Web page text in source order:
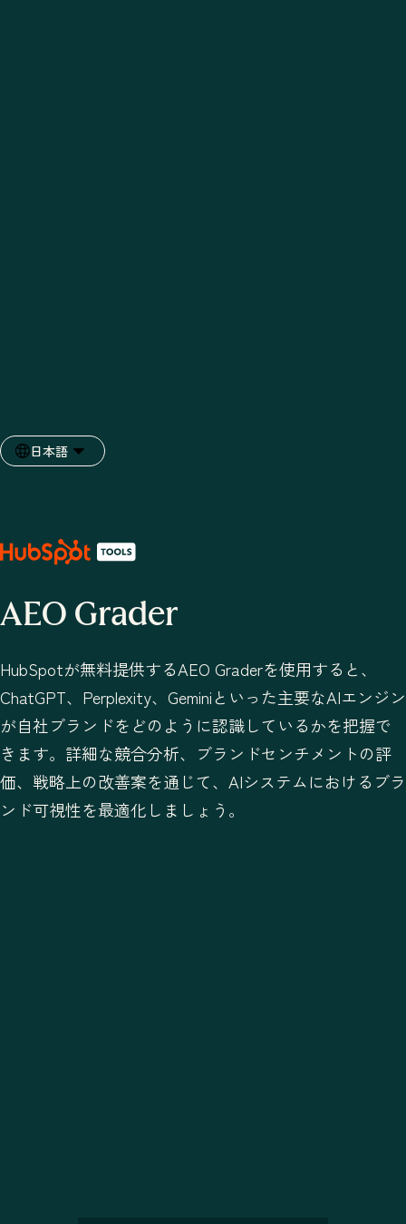
日本語
言語を選択
AEO Grader
HubSpotが無料提供するAEO Graderを使用すると、
ChatGPT、Perplexity、Geminiといった主要なAIエンジン
が自社ブランドをどのように認識しているかを把握で
きます。詳細な競合分析、ブランドセンチメントの評
価、戦略上の改善案を通じて、AIシステムにおけるブラ
ンド可視性を最適化しましょう。